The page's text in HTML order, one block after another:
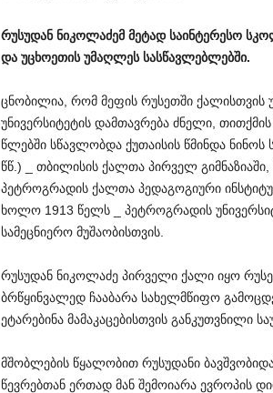
რუსუდან ნიკოლაძემ მეტად საინტერესო
და უცხოეთის უმაღლეს სასწავლებლებში.
ცნობილია, რომ მეფის რუსეთში ქალისთვის
უნივერსიტეტის დამთავრება ძნელი,
წლებში სწავლობდა ქუთაისის წმინდა ნინოს
წწ.) _ თბილისის ქალთა პირველ
პეტროგრადის ქალთა პედაგოგიური
ხოლო 1913 წელს _ პეტროგრადის
სამეცნიერო მუშაობისთვის.
რუსუდან ნიკოლაძე პირველი ქალი იყო
ბრწყინვალედ ჩააბარა სახელმწიფო
ეტარებინა მამაკაცებისთვის განკუთვნილი
მშობლების წყალობით რუსუდანი
წევრებთან ერთად მან შემოიარა ევროპის